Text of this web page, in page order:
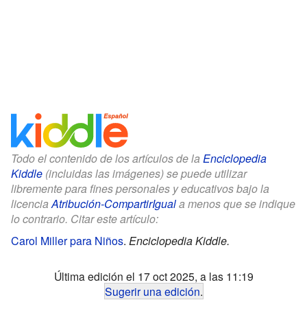
Todo el contenido de los artículos de la Enciclopedia
Kiddle (incluidas las imágenes) se puede utilizar
libremente para fines personales y educativos bajo la
licenciaAtribución-CompartirIguala menos que se indique
lo contrario. Citar este artículo:
Carol Miller para Niños. Enciclopedia Kiddle.
Última edición el 17 oct 2025, a las 11:19
Sugerir una edición.